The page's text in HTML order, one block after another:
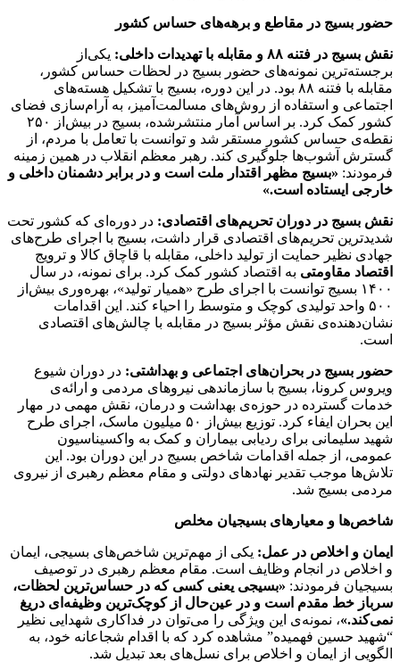
حضور بسیج در مقاطع و برهه‌های حساس کشور
نقش بسیج در فتنه ۸۸ و مقابله با تهدیدات داخلی:
یکی‌از
برجسته‌ترین نمونه‌های حضور بسیج در لحظات حساس کشور،
مقابله با فتنه ۸۸ بود. در این دوره، بسیج با تشکیل هسته‌های
اجتماعی و استفاده از روش‌های مسالمت‌آمیز، به آرام‌سازی فضای
کشور کمک کرد. بر اساس آمار منتشرشده، بسیج در بیش‌از ۲۵۰
نقطه‌ی حساس کشور مستقر شد و توانست با تعامل با مردم، از
گسترش آشوب‌ها جلوگیری کند. رهبر معظم انقلاب در همین زمینه
فرمودند: «بسیج مظهر اقتدار ملت است و در برابر دشمنان داخلی و
خارجی ایستاده است.»
نقش بسیج در دوران تحریم‌های اقتصادی: در دوره‌ای که کشور تحت
شدیدترین تحریم‌های اقتصادی قرار داشت، بسیج با اجرای طرح‌های
جهادی نظیر حمایت از تولید داخلی، مقابله با قاچاق کالا و ترویج
اقتصاد مقاومتی به اقتصاد کشور کمک کرد. برای نمونه، در سال
۱۴۰۰ بسیج توانست با اجرای طرح «همیار تولید»، بهره‌وری بیش‌از
۵۰۰ واحد تولیدی کوچک و متوسط را احیاء کند. این اقدامات
نشان‌دهنده‌ی نقش مؤثر بسیج در مقابله با چالش‌های اقتصادی
است.
حضور بسیج در بحران‌های اجتماعی و بهداشتی: در دوران شیوع
ویروس کرونا، بسیج با سازماندهی نیروهای مردمی و ارائه‌ی
خدمات گسترده در حوزه‌ی بهداشت و درمان، نقش مهمی در مهار
این بحران ایفاء کرد. توزیع بیش‌از ۵۰ میلیون ماسک، اجرای طرح
شهید سلیمانی برای ردیابی بیماران و کمک به واکسیناسیون
عمومی، از جمله اقدامات شاخص بسیج در این دوران بود. این
تلاش‌ها موجب تقدیر نهادهای دولتی و مقام معظم رهبری از نیروی
مردمی بسیج شد.
شاخص‌ها و معیارهای بسیجیان مخلص
ایمان و اخلاص در عمل: یکی از مهم‌ترین شاخص‌های بسیجی، ایمان
و اخلاص در انجام وظایف است. مقام معظم رهبری در توصیف
بسیجیان فرمودند: «بسیجی یعنی کسی که در حساس‌ترین لحظات،
سرباز خط مقدم است و در عین‌حال از کوچک‌ترین وظیفه‌ای دریغ
نمی‌کند.»، نمونه‌ی این ویژگی را می‌توان در فداکاری شهدایی نظیر
“شهید حسین فهمیده” مشاهده کرد که با اقدام شجاعانه خود، به
الگویی از ایمان و اخلاص برای نسل‌های بعد تبدیل شد.